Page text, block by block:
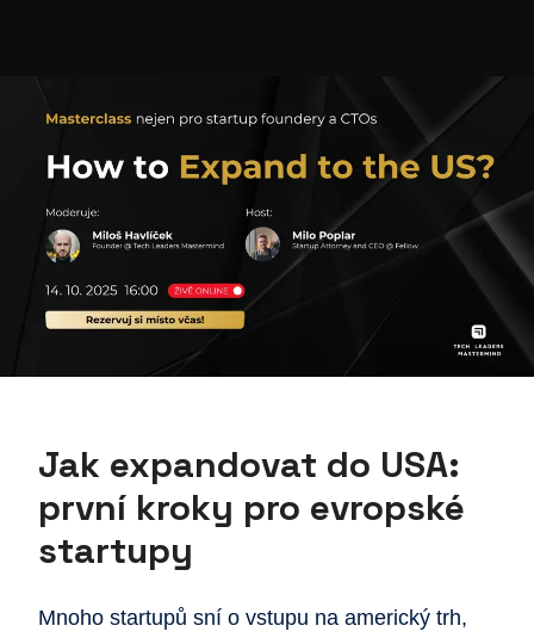
Jak expandovat do USA:
první kroky pro evropské
startupy
Mnoho startupů sní o vstupu na americký trh,